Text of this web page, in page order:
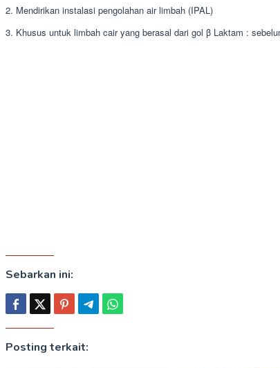
2. Mendirikan instalasi pengolahan air limbah (IPAL)
3. Khusus untuk limbah cair yang berasal dari gol β Laktam :
Sebarkan ini:
Posting terkait: